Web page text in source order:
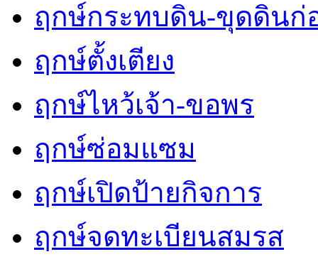
ฤกษ์กระทบดิน-ขุดดินก่
ฤกษ์ตั้งเตียง
ฤกษ์ไหว้เจ้า-ขอพร
ฤกษ์ซ่อมแซม
ฤกษ์เปิดป้ายกิจการ
ฤกษ์จดทะเบียนสมรส